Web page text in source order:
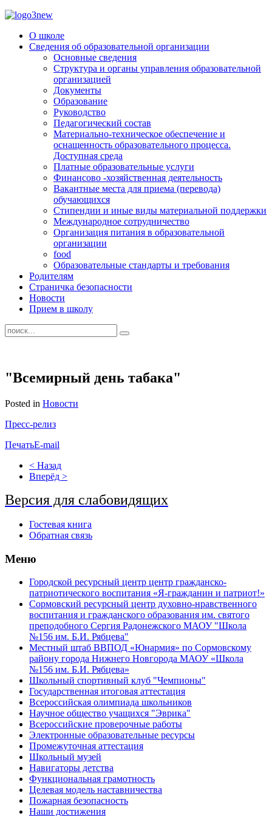
О школе
Сведения об образовательной организации
Основные сведения
Структура и органы управления образовательной
организацией
Документы
Образование
Руководство
Педагогический состав
Материально-техническое обеспечение и
оснащенность образовательного процесса.
Доступная среда
Платные образовательные услуги
Финансово -хозяйственная деятельность
Вакантные места для приема (перевода)
обучающихся
Стипендии и иные виды материальной поддержки
Международное сотрудничество
Организация питания в образовательной
организации
food
Образовательные стандарты и требования
Родителям
Страничка безопасности
Новости
Прием в школу
"Всемирный день табака"
Posted in Новости
Пресс-релиз
ПечатьE-mail
< Назад
Вперёд >
Версия для слабовидящих
Гостевая книга
Обратная связь
Меню
Городской ресурсный центр центр гражданско-
патриотического воспитания «Я-гражданин и патриот!»
Сормовский ресурсный центр духовно-нравственного
воспитания и гражданского образования им. святого
преподобного Сергия Радонежского МАОУ "Школа
№156 им. Б.И. Рябцева"
Местный штаб ВВПОД «Юнармия» по Сормовскому
району города Нижнего Новгорода МАОУ «Школа
№156 им. Б.И. Рябцева»
Школьный спортивный клуб "Чемпионы"
Государственная итоговая аттестация
Всероссийская олимпиада школьников
Научное общество учащихся "Эврика"
Всероссийские проверочные работы
Электронные образовательные ресурсы
Промежуточная аттестация
Школьный музей
Навигаторы детства
Функциональная грамотность
Целевая модель наставничества
Пожарная безопасность
Наши достижения